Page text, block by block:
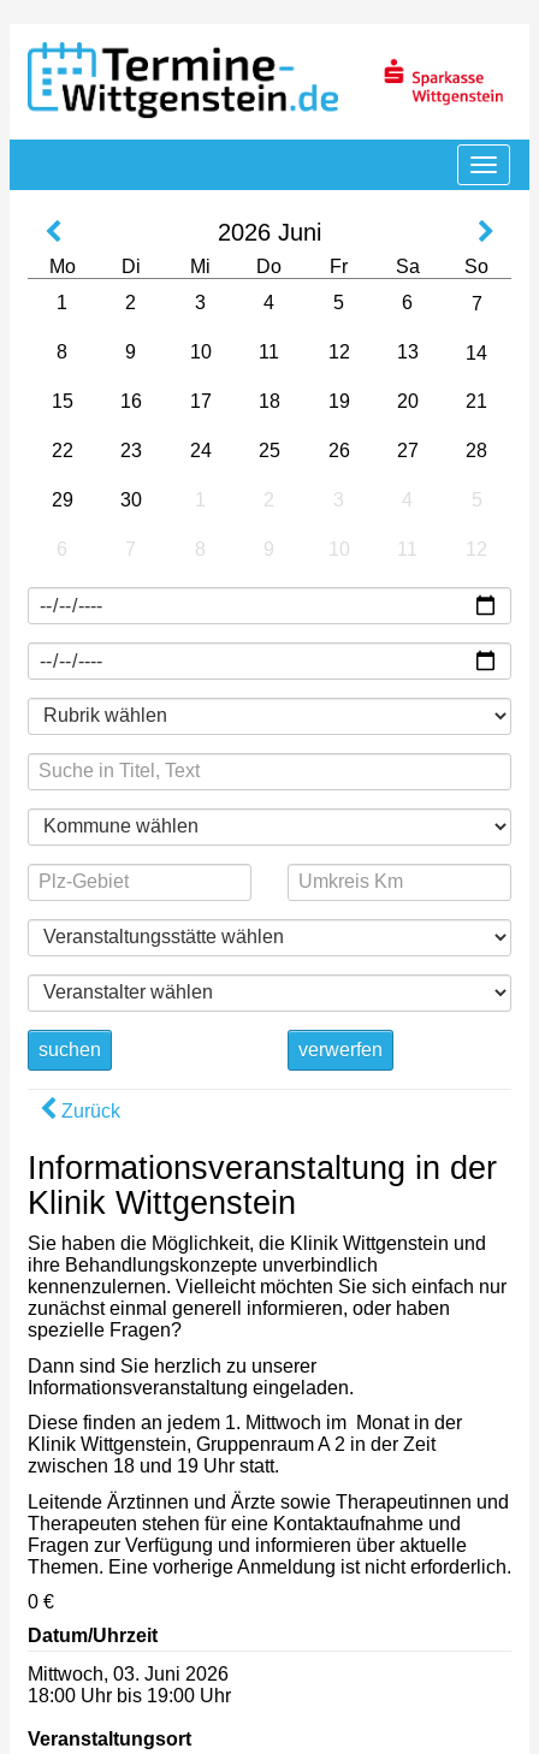
2026 Juni
Mo Di Mi Do Fr Sa
So
1
2 3 4 5 6 7
8 9 10 11 12 13 14
15 16 17 18 19 20 21
22 23 24 25 26 27 28
29 30 1 2 3 4 5
6 7 8 9 10 11 12
suchen verwerfen
Zurück
Informationsveranstaltung in der
Klinik Wittgenstein
Sie haben die Möglichkeit, die Klinik Wittgenstein und
ihre Behandlungskonzepte unverbindlich
kennenzulernen. Vielleicht möchten Sie sich einfach nur
zunächst einmal generell informieren, oder haben
spezielle Fragen?
Dann sind Sie herzlich zu unserer
Informationsveranstaltung eingeladen.
Diese finden an jedem 1. Mittwoch im Monat in der
Klinik Wittgenstein, Gruppenraum A 2 in der Zeit
zwischen 18 und 19 Uhr statt.
Leitende Ärztinnen und Ärzte sowie Therapeutinnen und
Therapeuten stehen für eine Kontaktaufnahme und
Fragen zur Verfügung und informieren über aktuelle
Themen. Eine vorherige Anmeldung ist nicht erforderlich.
0 €
Datum/Uhrzeit
Mittwoch, 03. Juni 2026
18:00 Uhr bis 19:00 Uhr
Veranstaltungsort